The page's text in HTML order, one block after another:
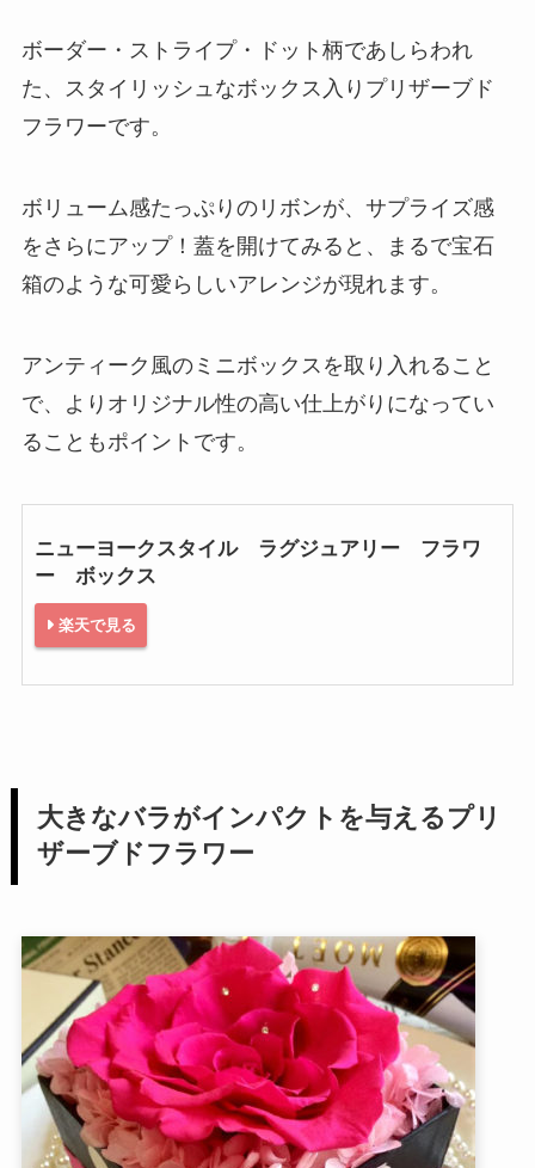
ボーダー・ストライプ・ドット柄であしらわれ
た、スタイリッシュなボックス入りプリザーブド
フラワーです。
ボリューム感たっぷりのリボンが、サプライズ感
をさらにアップ！蓋を開けてみると、まるで宝石
箱のような可愛らしいアレンジが現れます。
アンティーク風のミニボックスを取り入れること
で、よりオリジナル性の高い仕上がりになってい
ることもポイントです。
ニューヨークスタイル ラグジュアリー フラワ
ー ボックス
楽天で見る
大きなバラがインパクトを与えるプリ
ザーブドフラワー